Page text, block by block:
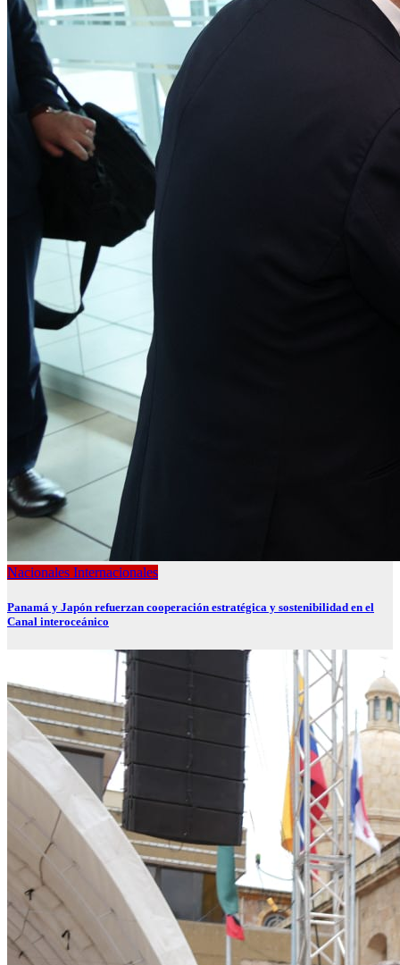
Nacionales Internacionales
Panamá y Japón refuerzan cooperación estratégica y sostenibilidad en el
Canal interoceánico